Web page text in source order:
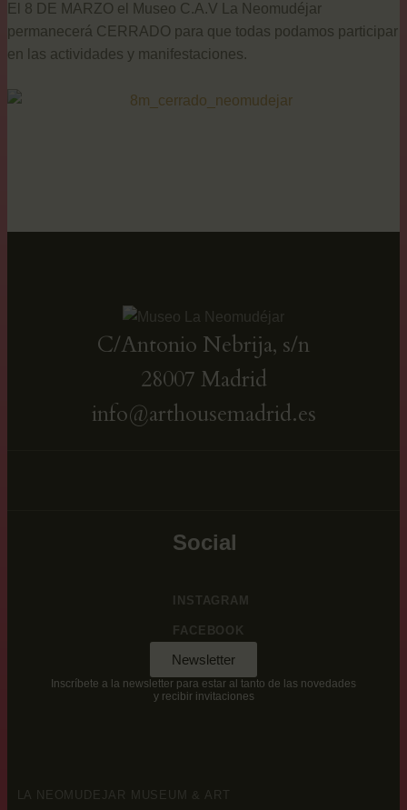
El 8 DE MARZO el Museo C.A.V La Neomudéjar
permanecerá CERRADO para que todas podamos participar
en las actividades y manifestaciones.
C/Antonio Nebrija, s/n
28007 Madrid
info@arthousemadrid.es
Social
INSTAGRAM
FACEBOOK
Newsletter
Inscríbete a la newsletter para estar al tanto de las novedades
y recibir invitaciones
LA NEOMUDEJAR MUSEUM & ART